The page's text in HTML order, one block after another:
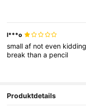
l***o
smallaf noteven kidding
breakthana pencil
Produktdetails